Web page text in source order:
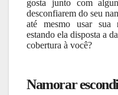
gosta junto com
desconfiarem do seu
até mesmo usar sua
estando ela disposta a
cobertura à você?
Namorar